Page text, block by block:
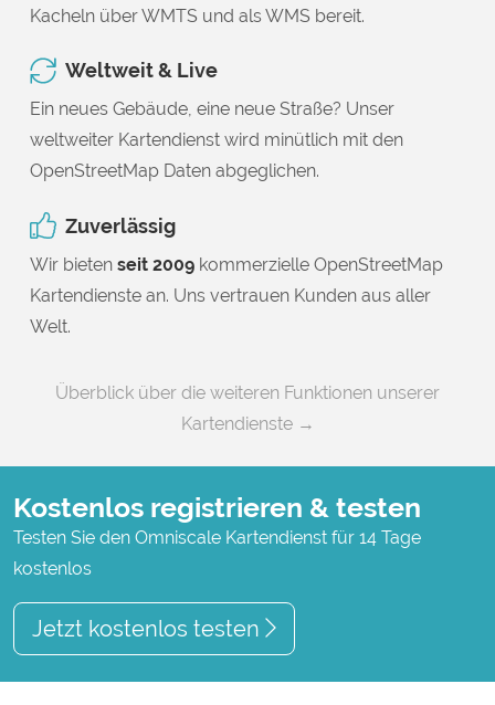
Kacheln über WMTS und als WMS bereit.
Weltweit & Live
Ein neues Gebäude, eine neue Straße? Unser
weltweiter Kartendienst wird minütlich mit den
OpenStreetMap Daten abgeglichen.
Zuverlässig
Wir bieten seit 2009 kommerzielle OpenStreetMap
Kartendienste an. Uns vertrauen Kunden aus aller
Welt.
Überblick über die weiteren Funktionen unserer
Kartendienste →
Kostenlos registrieren & testen
Testen Sie den Omniscale Kartendienst für 14 Tage
kostenlos
Jetzt kostenlos testen